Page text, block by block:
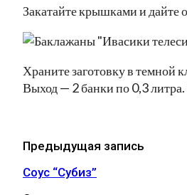
Закатайте крышками и дайте
Храните заготовку в темной
Выход — 2 банки по 0,3
Предыдущая запись
Соус “Субиз”